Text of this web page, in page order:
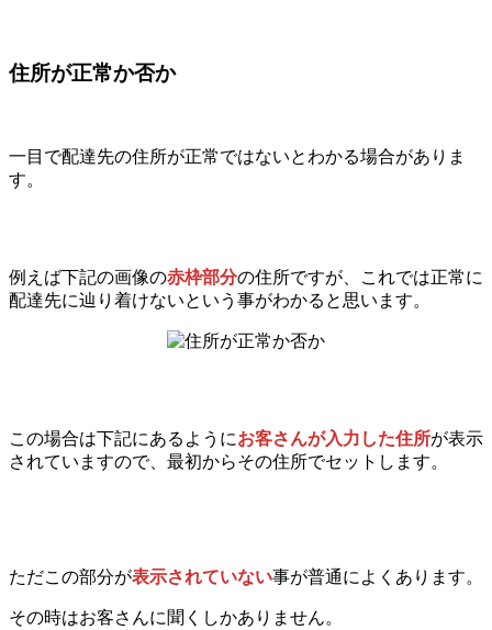
住所が正常か否か
一目で配達先の住所が正常ではないとわかる場合がありま
す。
例えば下記の画像の赤枠部分の住所ですが、これでは正常に
配達先に辿り着けないという事がわかると思います。
この場合は下記にあるようにお客さんが入力した住所が表示
されていますので、最初からその住所でセットします。
ただこの部分が表示されていない事が普通によくあります。
その時はお客さんに聞くしかありません。